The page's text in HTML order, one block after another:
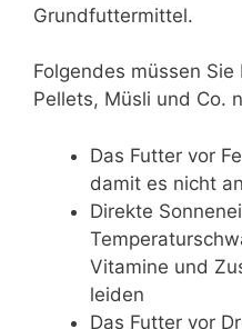
Grundfuttermittel.
Folgendes müssen
Pellets, Müsli und Co.
Das Futter vor
damit es nicht
Direkte
Vitamine und
leiden
Das Futter vor